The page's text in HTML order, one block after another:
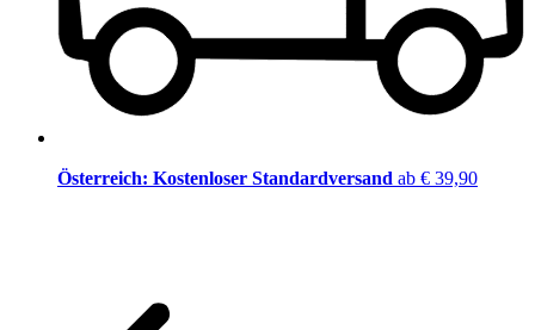
Österreich: Kostenloser Standardversand ab € 39,90